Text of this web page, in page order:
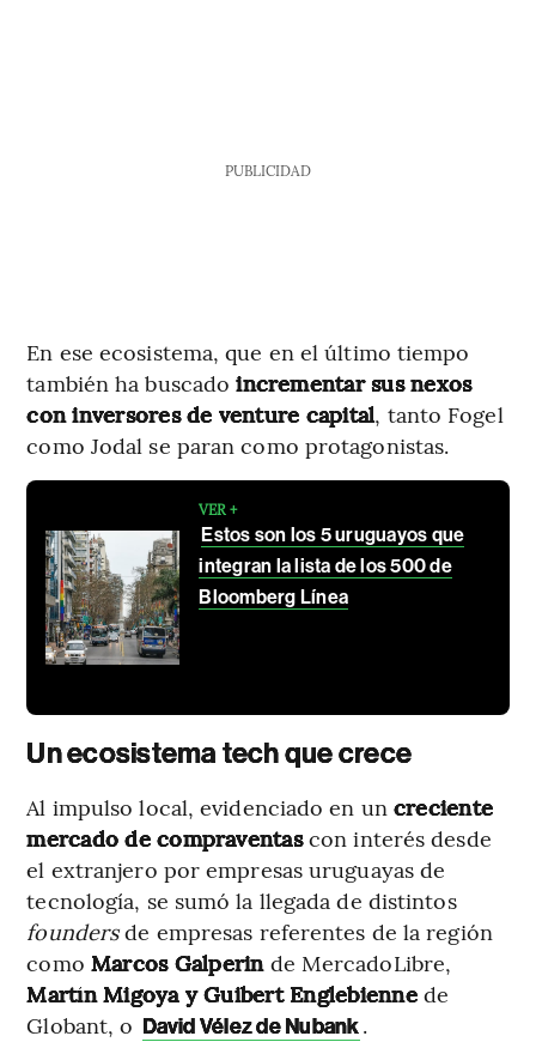
PUBLICIDAD
En ese ecosistema, que en el último tiempo
también ha buscadoincrementar sus nexos
con inversores de venture capital, tanto Fogel
como Jodal se paran como protagonistas.
VER +
Estos son los 5 uruguayos que
integran la lista de los 500 de
Bloomberg Línea
Un ecosistema tech que crece
Al impulso local, evidenciado en un creciente
mercado de compraventascon interés desde
el extranjero por empresas uruguayas de
tecnología, se sumó la llegada de distintos
foundersde empresas referentes de la región
como Marcos Galperinde MercadoLibre,
Martín Migoya y Guibert Englebiennede
Globant, o David Vélez de Nubank.